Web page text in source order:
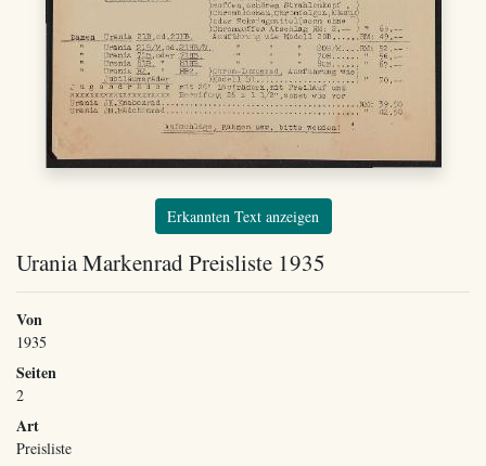
Erkannten Text anzeigen
Urania Markenrad Preisliste 1935
Von
1935
Seiten
2
Art
Preisliste